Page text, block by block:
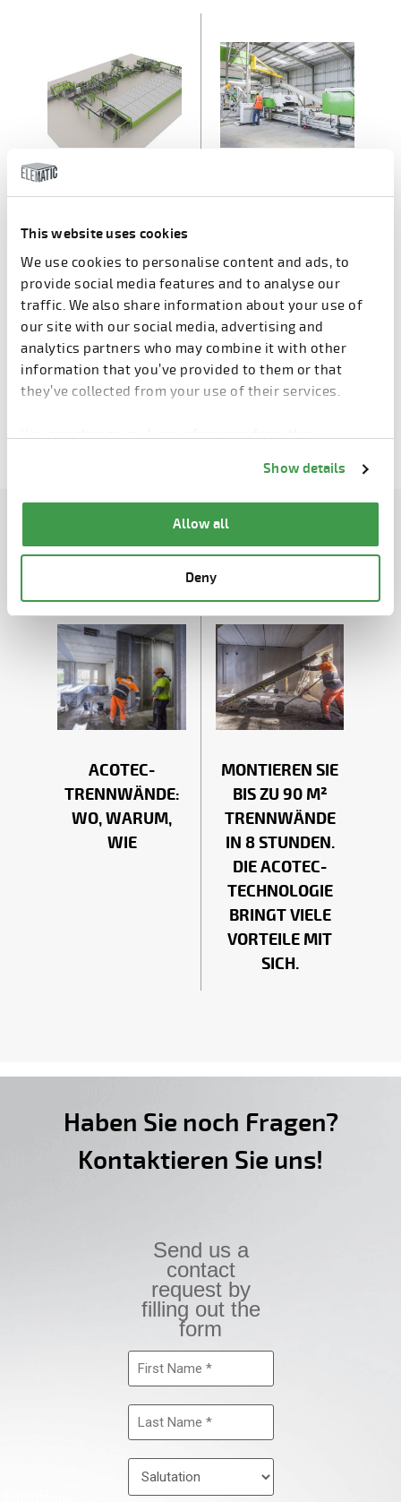
This website uses cookies
We use cookies to personalise content and ads, to
provide social media features and to analyse our
traffic. We also share information about your use of
our site with our social media, advertising and
analytics partners who may combine it with other
information that you’ve provided to them or that
they’ve collected from your use of their services.
You can change cookie preferences from the
Show details
Allow all
Deny
Acotec SEMI
VERBUNDENE BLOGS
ACOTEC-
TRENNWÄNDE:
WO, WARUM,
WIE
MONTIEREN SIE
BIS ZU 90 M²
TRENNWÄNDE
IN 8 STUNDEN.
DIE ACOTEC-
TECHNOLOGIE
BRINGT VIELE
VORTEILE MIT
SICH.
Haben Sie noch Fragen?
Kontaktieren Sie uns!